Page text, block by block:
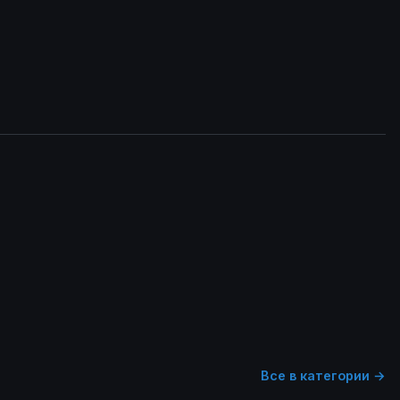
Все в категории →